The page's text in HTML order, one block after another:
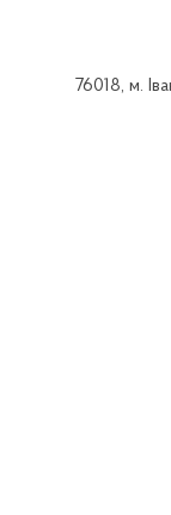
76018, м.